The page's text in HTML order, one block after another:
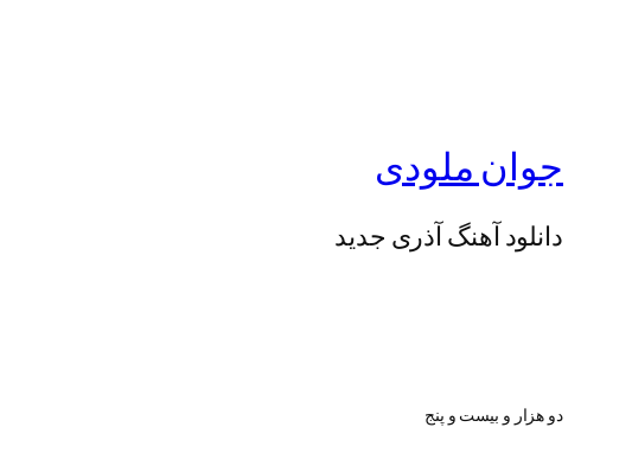
جوان ملودی
دانلود آهنگ آذری جدید
دو هزار و بیست و پنج